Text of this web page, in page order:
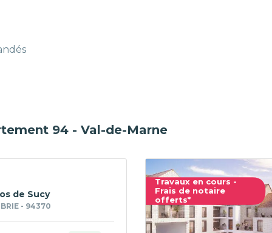
94 - Val-de-Marne
de Sucy
- 94370
Travaux en cours -
Frais de notaire
offerts*